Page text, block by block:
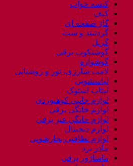
کیسه خواب
کیف
گاز صفحه ای
گردنبند و ست
گریل
گوشتکوب برقی
گوشواره
لامپ شارژی، نور و روشنایی
لباسشویی
لپتاب استوک
لوازم جانبی کوهنوردی
لوازم خانگی برقی
لوازم خانگی غیر برقی
لوازم دیجیتال
لوازم نظافتی بخارشویی
مادر برد
ماساژور برقی